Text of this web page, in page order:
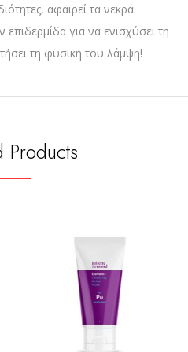
αφαιρεί τα νεκρά
για να ενισχύσει τη
τη φυσική του λάμψη!
Products